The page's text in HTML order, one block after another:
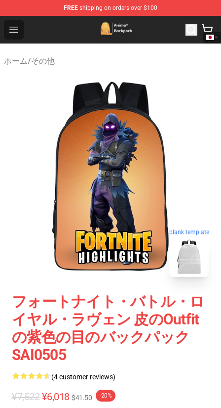
FREE shipping on orders over $100
Open menu
Anime Backpack Shop - Official Anime Backpack Store
ホーム/その他
blank template
フォートナイト・バトル・ロ
イヤル・ラヴェン 皮のoutfit
の紫色の目のバックパック
SAI0505
(4 customer reviews)
¥7,522 ¥6,018 $41.50 -20%